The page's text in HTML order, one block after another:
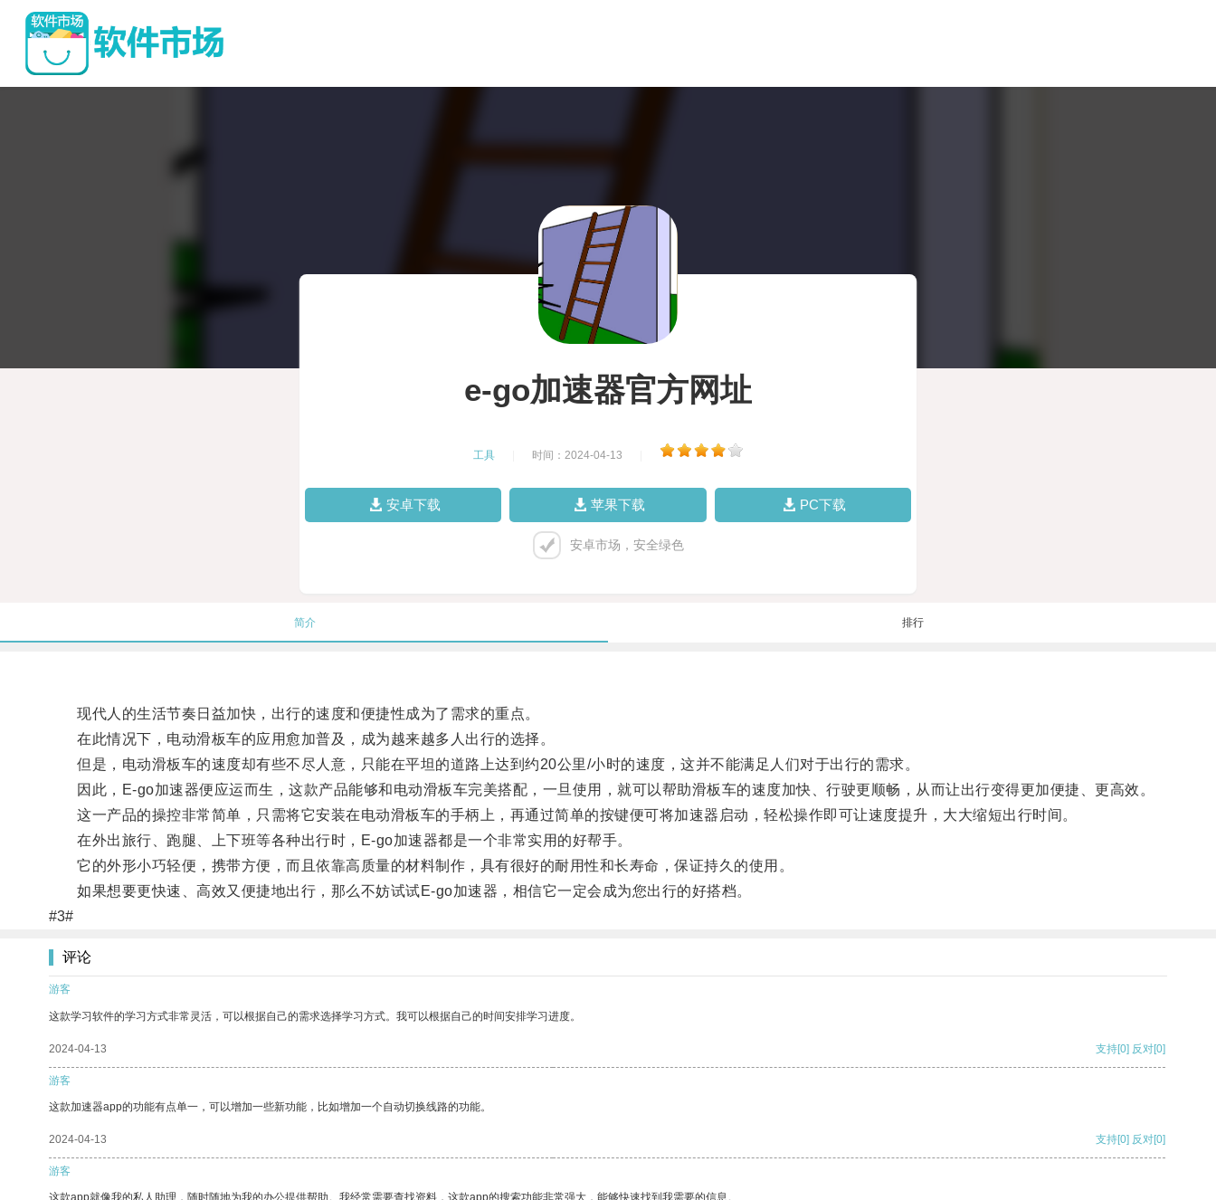
e-go加速器官方网址
工具 时间：2024-04-13
安卓下载 苹果下载 PC下载
安卓市场，安全绿色
简介 排行
现代人的生活节奏日益加快，出行的速度和便捷性成为了需求的重点。
在此情况下，电动滑板车的应用愈加普及，成为越来越多人出行的选择。
但是，电动滑板车的速度却有些不尽人意，只能在平坦的道路上达到约20公里/小时的速度，这并不能满足人们对于出行的需求。
因此，E-go加速器便应运而生，这款产品能够和电动滑板车完美搭配，一旦使用，就可以帮助滑板车的速度加快、行驶更顺畅，从而让出行变得更加便捷、更高效。
这一产品的操控非常简单，只需将它安装在电动滑板车的手柄上，再通过简单的按键便可将加速器启动，轻松操作即可让速度提升，大大缩短出行时间。
在外出旅行、跑腿、上下班等各种出行时，E-go加速器都是一个非常实用的好帮手。
它的外形小巧轻便，携带方便，而且依靠高质量的材料制作，具有很好的耐用性和长寿命，保证持久的使用。
如果想要更快速、高效又便捷地出行，那么不妨试试E-go加速器，相信它一定会成为您出行的好搭档。
#3#
评论
游客
这款学习软件的学习方式非常灵活，可以根据自己的需求选择学习方式。我可以根据自己的时间安排学习进度。
2024-04-13 支持[0] 反对[0]
游客
这款加速器app的功能有点单一，可以增加一些新功能，比如增加一个自动切换线路的功能。
2024-04-13 支持[0] 反对[0]
游客
这款app就像我的私人助理，随时随地为我的办公提供帮助。我经常需要查找资料，这款app的搜索功能非常强大，能够快速找到我需要的信息。